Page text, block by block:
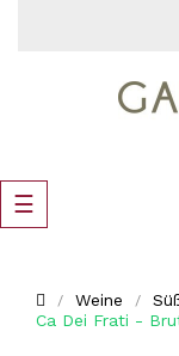
Umschalten
der
☰
Weine
Ca Dei Frati -